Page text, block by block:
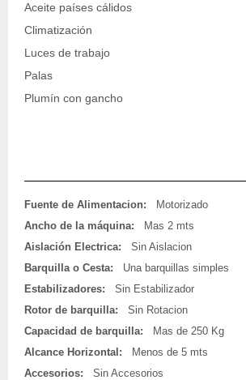
Aceite países cálidos
Climatización
Luces de trabajo
Palas
Plumín con gancho
Fuente de Alimentacion:
Motorizado
Ancho de la máquina:
Mas 2 mts
Aislación Electrica:
Sin Aislacion
Barquilla o Cesta:
Una barquillas simples
Estabilizadores:
Sin Estabilizador
Rotor de barquilla:
Sin Rotacion
Capacidad de barquilla:
Mas de 250 Kg
Alcance Horizontal:
Menos de 5 mts
Accesorios:
Sin Accesorios